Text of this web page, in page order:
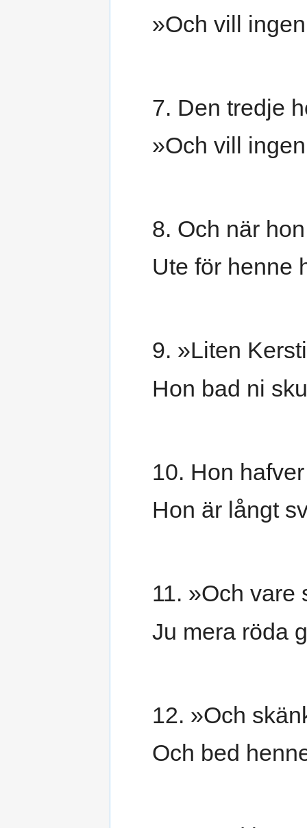
»Och vill
7. Den tredje
»Och vill
8. Och när
Ute för henne
9. »Liten
Hon bad ni
10. Hon
Hon är långt
11. »Och vare
Ju mera röda
12. »Och
Och bed